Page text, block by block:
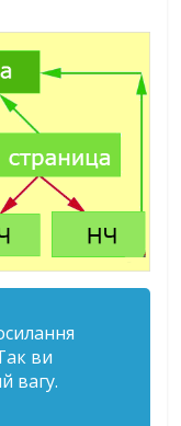
ви
вагу.